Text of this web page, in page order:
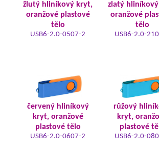
žlutý hliníkový kryt,
oranžové plastové
tělo
USB6-2.0-0507-2
zlatý
oranžové
tělo
USB6-2.0-
červený hliníkový
kryt, oranžové
plastové tělo
USB6-2.0-0607-2
růžový
kryt,
plastové
USB6-2.0-